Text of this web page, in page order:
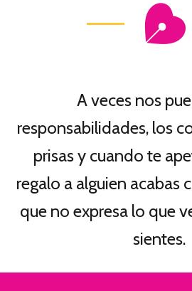
A veces nos
responsabilidades, los
prisas y cuando te
regalo a alguien acabas
que no expresa lo que
sientes.